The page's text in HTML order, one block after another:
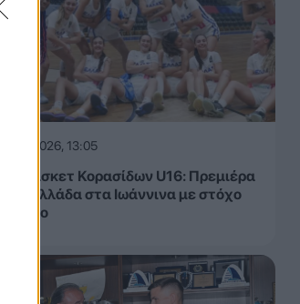
06.08.2026, 13:05
Κορασίδων U16: Πρεμιέρα
την Ελλάδα στα Ιωάννινα με στόχο
άνοδο